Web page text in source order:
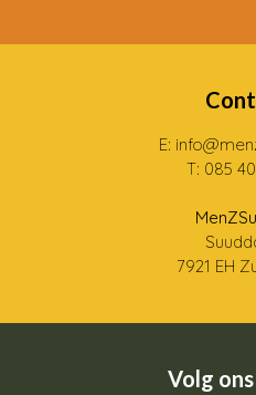
E:
T: 085
7921 EH
Volg